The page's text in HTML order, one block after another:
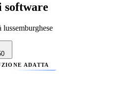
software
ADATTA